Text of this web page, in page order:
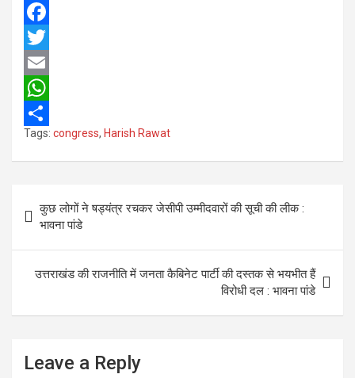
F
a
c
e
b
o
k
T
w
t
t
r
E
m
a
i
W
h
a
s
S
h
r
Tags: congress, Harish Rawat
navigation
कुछ लोगों ने षड्यंत्र रचकर जेसीपी उम्मीदवारों की सूची की लीक :
भावना पांडे
उत्तराखंड की राजनीति में जनता कैबिनेट पार्टी की दस्तक से भयभीत हैं
विरोधी दल : भावना पांडे
Leave a Reply